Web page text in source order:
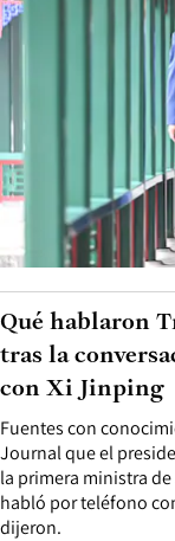
Fuentes con
Journal que el
la primera ministra
habló por teléfono
dijeron.
Qué hablaron
tras la
con Xi Jinping